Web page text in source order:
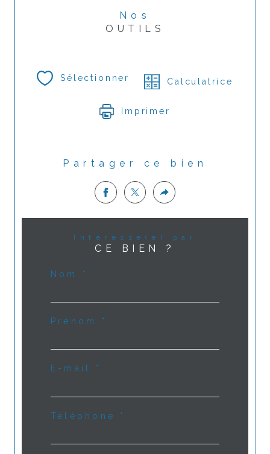
Nos
OUTILS
Sélectionner Calculatrice
Imprimer
Partager ce bien
Intéressé(e) par
CE BIEN ?
Nom *
Prénom *
E-mail *
Téléphone *